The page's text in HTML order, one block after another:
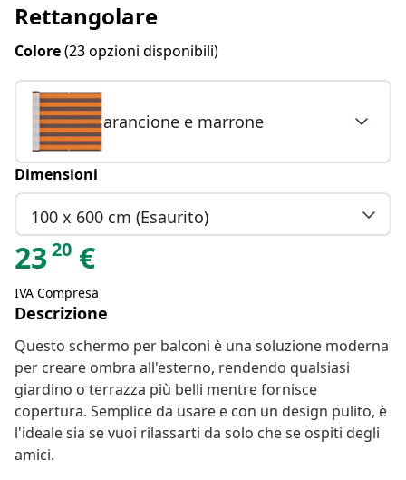
Rettangolare
Colore(23 opzioni disponibili)
arancione e marrone
Dimensioni
100 x 600 cm (Esaurito)
23 20 €
IVA Compresa
Descrizione
Questo schermo per balconi è una soluzione moderna
per creare ombra all'esterno, rendendo qualsiasi
giardino o terrazza più belli mentre fornisce
copertura. Semplice da usare e con un design pulito, è
l'ideale sia se vuoi rilassarti da solo che se ospiti degli
amici.